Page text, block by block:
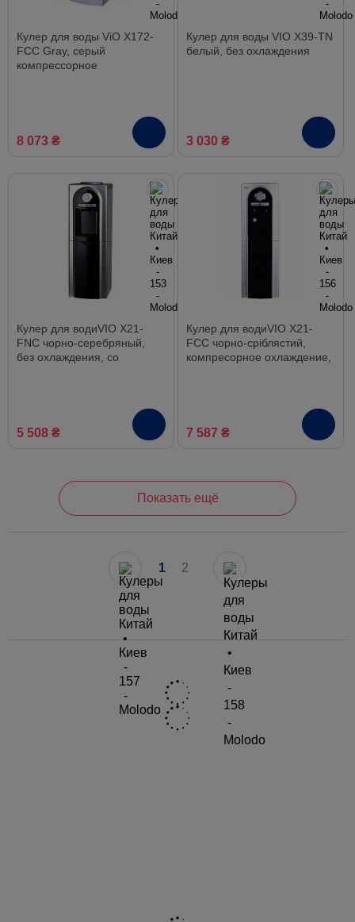
Кулер для воды ViO X172-
FCC Gray, серый
компрессорное
8 073 ₴
Кулер для воды VIO X39-TN
белый, без охлаждения
3 030 ₴
Кулер для водиVIO Х21-
FNC чорно-серебряный,
без охлаждения, со
5 508 ₴
Кулер для водиVIO Х21-
FCC чорно-сріблястий,
компресорное охлаждение,
7 587 ₴
Показать ещё
1 2